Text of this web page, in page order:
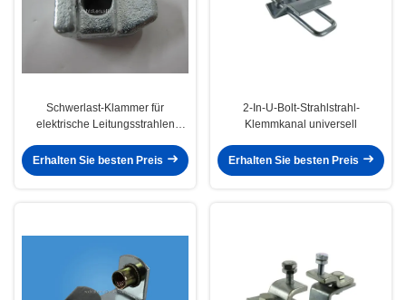
Schwerlast-Klammer für
elektrische Leitungsstrahlen
Erhalten Sie besten Preis
2-In-U-Bolt-Strahlstrahl-
Klemmkanal universell
Erhalten Sie besten Preis